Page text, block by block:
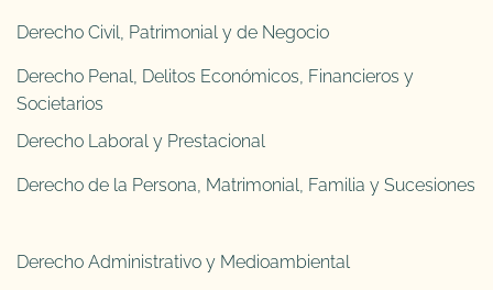
Derecho Civil, Patrimonial y de Negocio
Derecho Penal, Delitos Económicos, Financieros y
Societarios
Derecho Laboral y Prestacional
Derecho de la Persona, Matrimonial, Familia y Sucesiones
Derecho Administrativo y Medioambiental